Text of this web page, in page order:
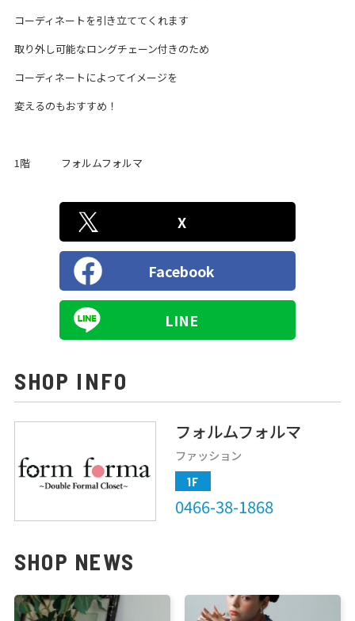
Terrace Mall Shonan Official Account
コーディネートを引き立ててくれます
取り外し可能なロングチェーン付きのため
コーディネートによってイメージを
変えるのもおすすめ！
1階 フォルムフォルマ
X
Facebook
LINE
SHOP INFO
フォルムフォルマ
ファッション
1F
0466-38-1868
SHOP NEWS